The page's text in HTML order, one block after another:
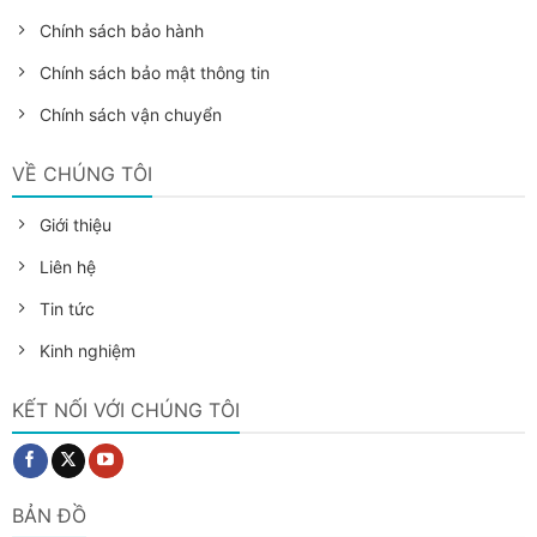
Chính sách bảo hành
Chính sách bảo mật thông tin
Chính sách vận chuyển
VỀ CHÚNG TÔI
Giới thiệu
Liên hệ
Tin tức
Kinh nghiệm
KẾT NỐI VỚI CHÚNG TÔI
BẢN ĐỒ